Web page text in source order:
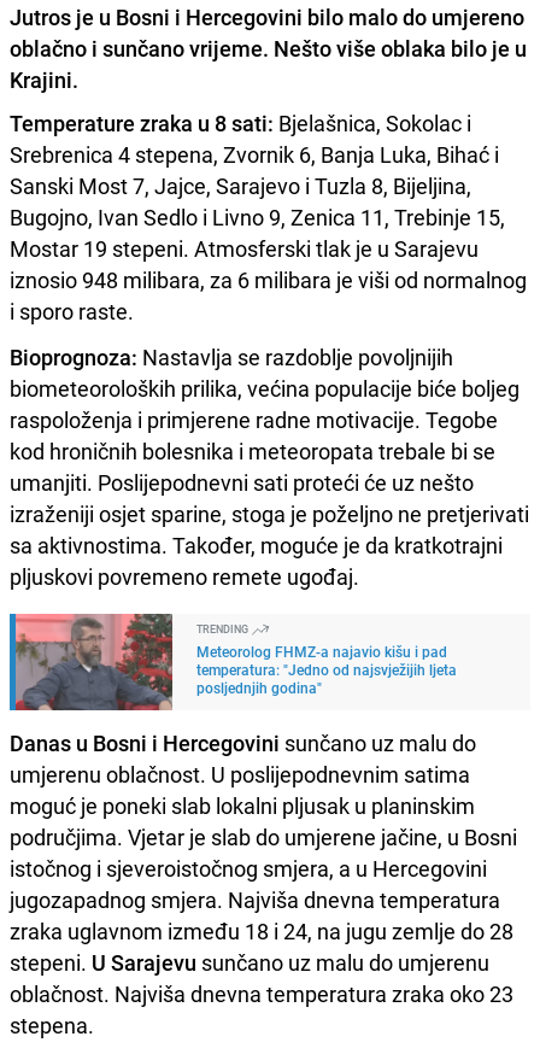
Jutros je u Bosni i Hercegovini bilo malo do umjereno
oblačno i sunčano vrijeme. Nešto više oblaka bilo je u
Krajini.
Temperature zraka u 8 sati: Bjelašnica, Sokolac i
Srebrenica 4 stepena, Zvornik 6, Banja Luka, Bihać i
Sanski Most 7, Jajce, Sarajevo i Tuzla 8, Bijeljina,
Bugojno, Ivan Sedlo i Livno 9, Zenica 11, Trebinje 15,
Mostar 19 stepeni. Atmosferski tlak je u Sarajevu
iznosio 948 milibara, za 6 milibara je viši od normalnog
i sporo raste.
Bioprognoza: Nastavlja se razdoblje povoljnijih
biometeoroloških prilika, većina populacije biće boljeg
raspoloženja i primjerene radne motivacije. Tegobe
kod hroničnih bolesnika i meteoropata trebale bi se
umanjiti. Poslijepodnevni sati proteći će uz nešto
izraženiji osjet sparine, stoga je poželjno ne pretjerivati
sa aktivnostima. Također, moguće je da kratkotrajni
pljuskovi povremeno remete ugođaj.
TRENDING
Meteorolog FHMZ-a najavio kišu i pad
temperatura: "Jedno od najsvježijih ljeta
posljednjih godina"
Danas u Bosni i Hercegovini sunčano uz malu do
umjerenu oblačnost. U poslijepodnevnim satima
moguć je poneki slab lokalni pljusak u planinskim
područjima. Vjetar je slab do umjerene jačine, u Bosni
istočnog i sjeveroistočnog smjera, a u Hercegovini
jugozapadnog smjera. Najviša dnevna temperatura
zraka uglavnom između 18 i 24, na jugu zemlje do 28
stepeni. U Sarajevu sunčano uz malu do umjerenu
oblačnost. Najviša dnevna temperatura zraka oko 23
stepena.